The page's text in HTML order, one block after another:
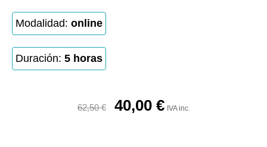
Modalidad: online
Duración: 5 horas
62,50€ 40,00 € IVA inc.